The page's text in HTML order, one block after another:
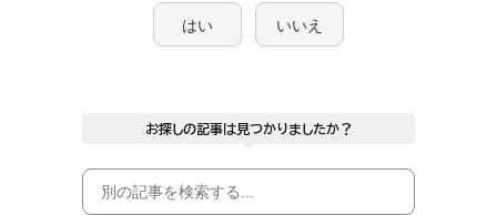
はい いいえ
お探しの記事は見つかりましたか？